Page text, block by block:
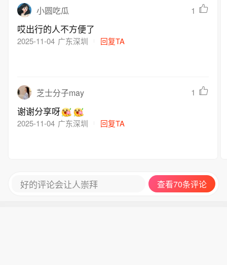
小圆吃瓜 1
哎出行的人不方便了
2025-11-04 广东深圳 回复TA
芝士分子may 1
谢谢分享呀
2025-11-04 广东深圳 回复TA
好的评论会让人崇拜 查看70条评论